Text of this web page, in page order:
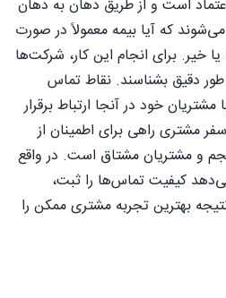
است و از طریق دهان به دهان
که آیا بیمه معمولاً در صورت
خیر. برای انجام این کار، شرکت‌ها
دقیق بشناسند. نقاط تماس
خود در آنجا ارتباط برقرار
مشتری راهی برای اطمینان از
و مشتریان مشتاق است. در واقع
کیفیت تماس‌ها را ثبت،
بهترین تجربه مشتری ممکن را